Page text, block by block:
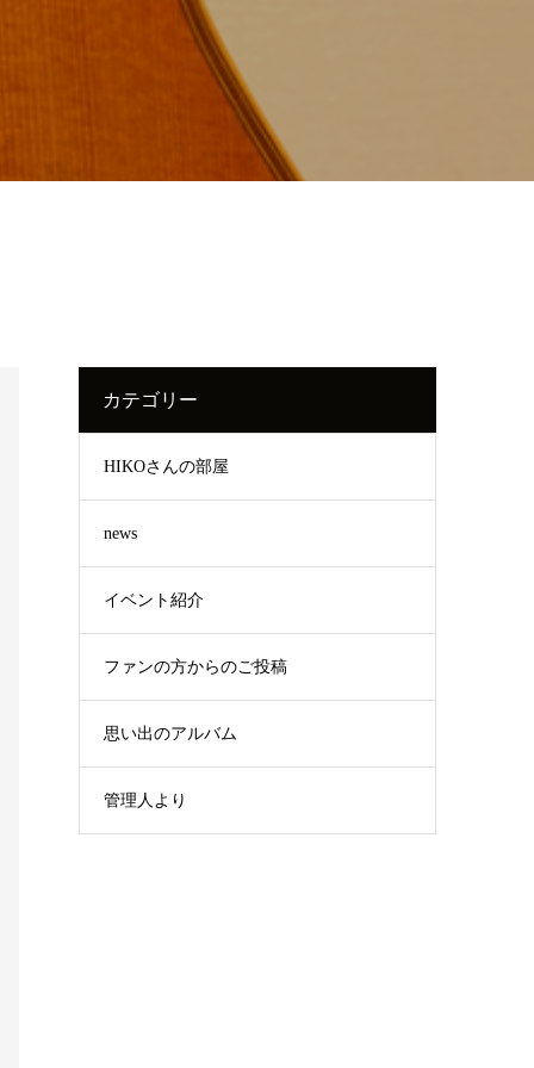
カテゴリー
HIKOさんの部屋
news
イベント紹介
ファンの方からのご投稿
思い出のアルバム
管理人より